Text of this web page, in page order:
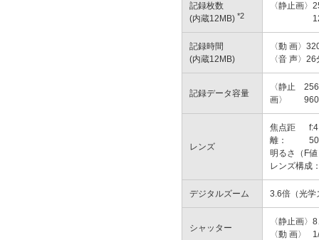
記録枚数
(内蔵12MB) *2
〈静止画〉
記録時間
(内蔵12MB)
〈動 画〉
〈音 声〉 26
記録データ容量
〈静止
画〉
レンズ
焦点距
離：
明るさ（F
レンズ構成
デジタルズーム 3.6倍（光学
シャッター
〈静止画〉 8
〈動 画〉